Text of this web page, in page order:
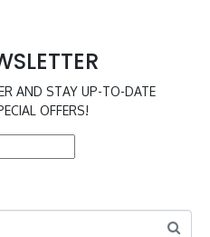
AND STAY UP-TO-DATE
OFFERS!